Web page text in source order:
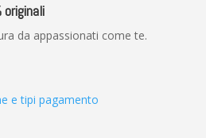
da appassionati come te.
e tipi pagamento